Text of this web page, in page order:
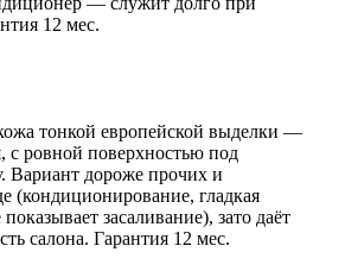
12 мес.
тонкой европейской выделки —
с ровной поверхностью под
Вариант дороже прочих и
(кондиционирование, гладкая
засаливание), зато даёт
салона. Гарантия 12 мес.